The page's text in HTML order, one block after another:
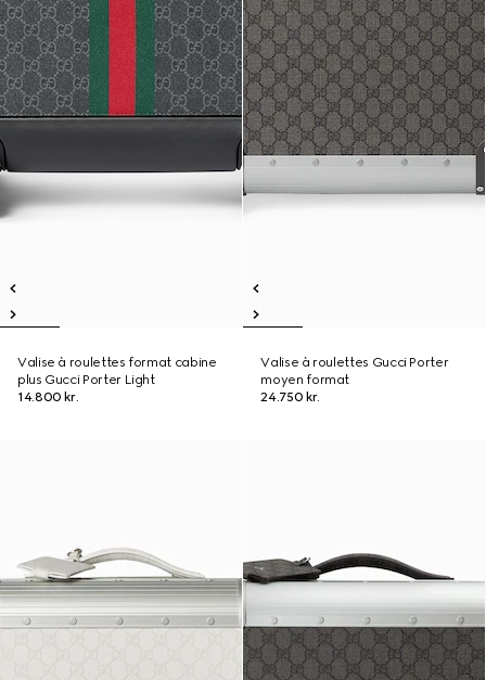
Valise à roulettes format cabine
plus Gucci Porter Light
14.800 kr.
Valise à roulettes Gucci Porter
moyen format
24.750 kr.